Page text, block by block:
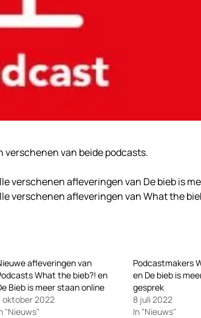
verschenen van beide podcasts.
verschenen afleveringen van De bieb is
verschenen afleveringen van What the
afleveringen van
What the bieb?! en
Bieb is meer staan online
oktober 2022
"Nieuws"
Podcastmakers
en De bieb is
gesprek
8 juli 2022
In "Nieuws"